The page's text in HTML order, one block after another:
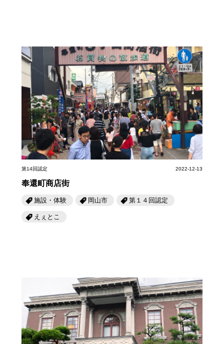
第14回認定 2022-12-13
奉還町商店街
施設・体験 岡山市 第１４回認定
えぇとこ